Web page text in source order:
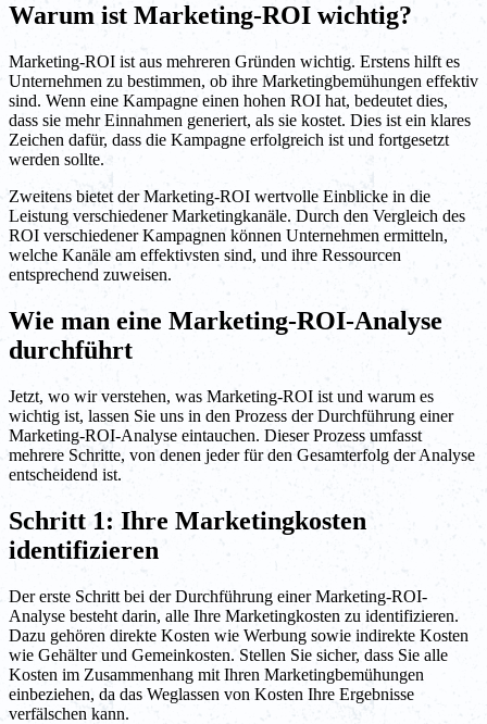
Warum ist Marketing-ROI wichtig?
Marketing-ROI ist aus mehreren Gründen wichtig. Erstens hilft es
Unternehmen zu bestimmen, ob ihre Marketingbemühungen effektiv
sind. Wenn eine Kampagne einen hohen ROI hat, bedeutet dies,
dass sie mehr Einnahmen generiert, als sie kostet. Dies ist ein klares
Zeichen dafür, dass die Kampagne erfolgreich ist und fortgesetzt
werden sollte.
Zweitens bietet der Marketing-ROI wertvolle Einblicke in die
Leistung verschiedener Marketingkanäle. Durch den Vergleich des
ROI verschiedener Kampagnen können Unternehmen ermitteln,
welche Kanäle am effektivsten sind, und ihre Ressourcen
entsprechend zuweisen.
Wie man eine Marketing-ROI-Analyse
durchführt
Jetzt, wo wir verstehen, was Marketing-ROI ist und warum es
wichtig ist, lassen Sie uns in den Prozess der Durchführung einer
Marketing-ROI-Analyse eintauchen. Dieser Prozess umfasst
mehrere Schritte, von denen jeder für den Gesamterfolg der Analyse
entscheidend ist.
Schritt 1: Ihre Marketingkosten
identifizieren
Der erste Schritt bei der Durchführung einer Marketing-ROI-
Analyse besteht darin, alle Ihre Marketingkosten zu identifizieren.
Dazu gehören direkte Kosten wie Werbung sowie indirekte Kosten
wie Gehälter und Gemeinkosten. Stellen Sie sicher, dass Sie alle
Kosten im Zusammenhang mit Ihren Marketingbemühungen
einbeziehen, da das Weglassen von Kosten Ihre Ergebnisse
verfälschen kann.